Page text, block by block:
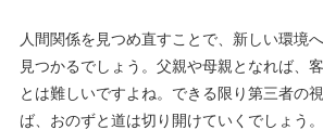
人間関係を見つめ直すことで、新しい環境
見つかるでしょう。父親や母親となれば、
とは難しいですよね。できる限り第三者の
ば、おのずと道は切り開けていくでしょう。